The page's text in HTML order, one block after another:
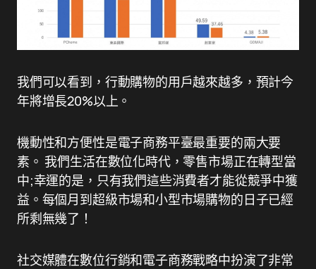
我們可以看到，行動購物的用戶越來越多，預計今
年將增長20%以上。
機動性和方便性是電子商務平臺最重要的兩大要
素。 我們生活在數位化時代，零售市場正在轉型當
中;幸運的是，只有我們這些消費者才能從競爭中獲
益。每個月到超級市場和小型市場購物的日子已經
所剩無幾了！
社交媒體在數位行銷和電子商務戰略中扮演了非常